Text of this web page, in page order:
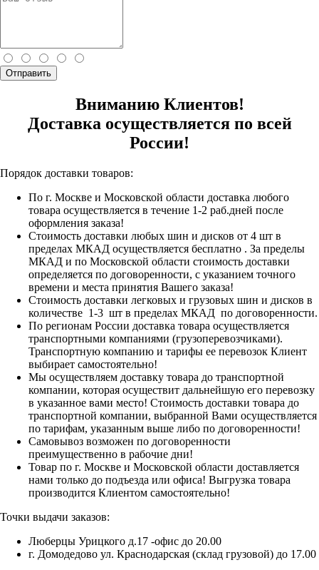
Отправить
Вниманию Клиентов!
Доставка осуществляется по всей
России!
Порядок доставки товаров:
По г. Москве и Московской области доставка любого
товара осуществляется в течение 1-2 раб.дней после
оформления заказа!
Стоимость доставки любых шин и дисков от 4 шт в
пределах МКАД осуществляется бесплатно . За пределы
МКАД и по Московской области стоимость доставки
определяется по договоренности, с указанием точного
времени и места принятия Вашего заказа!
Стоимость доставки легковых и грузовых шин и дисков в
количестве 1-3 шт в пределах МКАД по договоренности.
По регионам России доставка товара осуществляется
транспортными компаниями (грузоперевозчиками).
Транспортную компанию и тарифы ее перевозок Клиент
выбирает самостоятельно!
Мы осуществляем доставку товара до транспортной
компании, которая осуществит дальнейшую его перевозку
в указанное вами место! Стоимость доставки товара до
транспортной компании, выбранной Вами осуществляется
по тарифам, указанным выше либо по договоренности!
Самовывоз возможен по договоренности
преимущественно в рабочие дни!
Товар по г. Москве и Московской области доставляется
нами только до подъезда или офиса! Выгрузка товара
производится Клиентом самостоятельно!
Точки выдачи заказов:
Люберцы Урицкого д.17 -офис до 20.00
г. Домодедово ул. Краснодарская (склад грузовой) до 17.00